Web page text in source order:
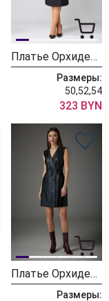
Платье ОрхидеяЛюкс 1497
Размеры:
50,52,54
323 BYN
Платье ОрхидеяЛюкс 1394
Размеры: